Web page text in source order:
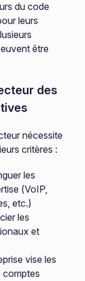
du code
leurs
être
des
nécessite
critères :
les
(VoIP,
etc.)
les
et
vise les
comptes